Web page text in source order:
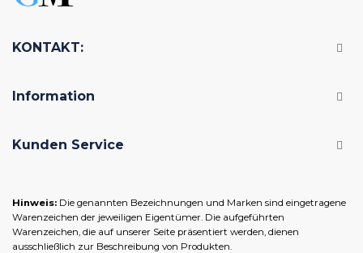
KONTAKT:
Information
Kunden Service
Hinweis: Die genannten Bezeichnungen und Marken sind eingetragene
Warenzeichen der jeweiligen Eigentümer. Die aufgeführten
Warenzeichen, die auf unserer Seite präsentiert werden, dienen
ausschließlich zur Beschreibung von Produkten.